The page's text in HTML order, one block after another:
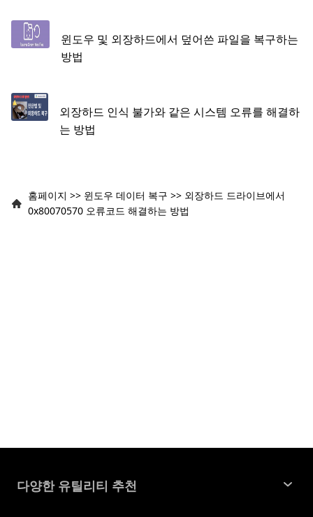
윈도우 및 외장하드에서 덮어쓴 파일을 복구하는
방법
외장하드 인식 불가와 같은 시스템 오류를 해결하
는 방법
홈페이지 >> 윈도우 데이터 복구 >> 외장하드 드라이브에서
0x80070570 오류코드 해결하는 방법
다양한 유틸리티 추천